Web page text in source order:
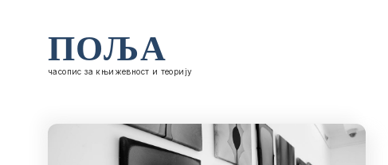
ПОЉА
часопис за књижевност и теорију